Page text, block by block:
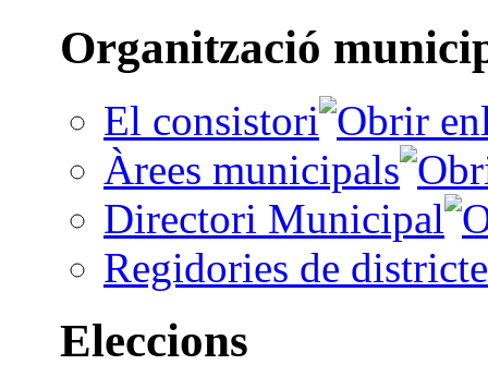
Organització
El consistori
Àrees municipals
Directori Municipal
Regidories de districte
Eleccions